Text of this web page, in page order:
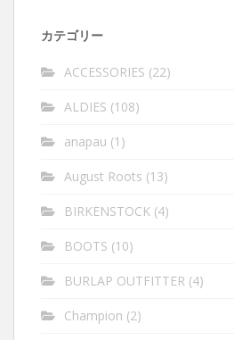
カテゴリー
ACCESSORIES (22)
ALDIES (108)
anapau (1)
August Roots (13)
BIRKENSTOCK (4)
BOOTS (10)
BURLAP OUTFITTER (4)
Champion (2)